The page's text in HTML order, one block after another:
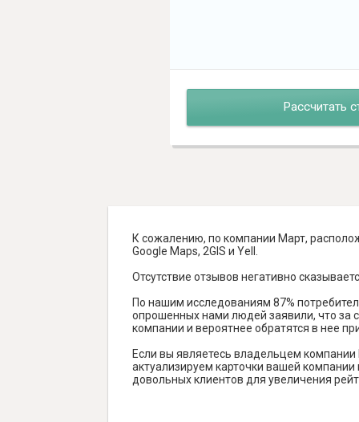
Рассчитать
К сожалению, по компании Март,
Google Maps, 2GIS и Yell.
Отсутствие отзывов негативно
По нашим исследованиям 87%
опрошенных нами людей заявили, что за
компании и вероятнее обратятся в нее
Если вы являетесь владельцем
актуализируем карточки вашей
довольных клиентов для увеличения